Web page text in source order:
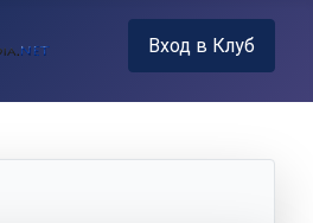
Вход в Клуб